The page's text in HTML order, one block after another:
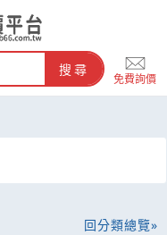
搜尋
免費詢價
回分類總覽